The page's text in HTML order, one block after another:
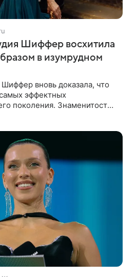
Шиффер восхитила
в изумрудном
вновь доказала, что
эффектных
поколения. Знаменитость